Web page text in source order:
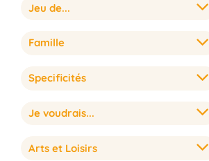
Jeu de...
Famille
Specificités
Je voudrais...
Arts et Loisirs